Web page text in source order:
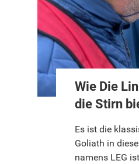
Wie Die
die Stirn
Es ist die
Goliath in
namens LEG